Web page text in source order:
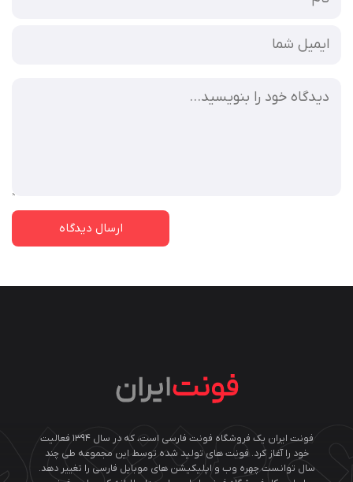
فونت ایران یک فروشگاه فونت فارسی است، که در سال ۱۳۹۴ فعالیت
خود را آغاز کرد. فونت های تولید شده توسط این مجموعه طی چند
سال توانست چهره وب و اپلیکیشن های موبایل فارسی را تغییر دهد.